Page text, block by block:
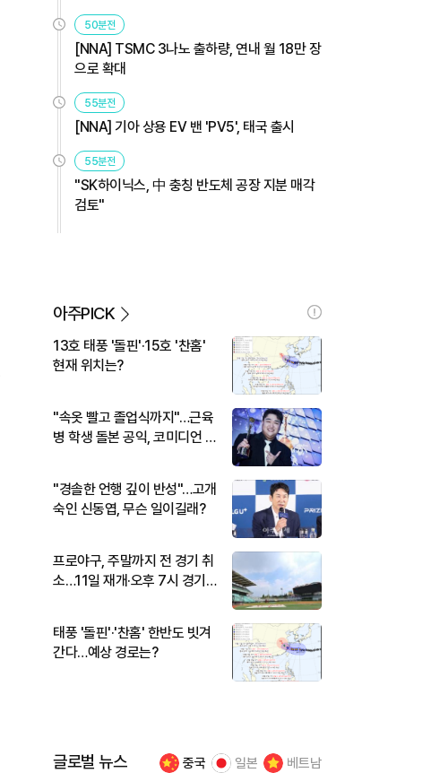
50분전
[NNA] TSMC 3나노 출하량, 연내 월 18만 장
으로 확대
55분전
[NNA] 기아 상용 EV 밴 'PV5', 태국 출시
55분전
"SK하이닉스, 中 충칭 반도체 공장 지분 매각
검토"
아주PICK
13호 태풍 '돌핀'·15호 '찬홈'
현재 위치는?
"속옷 빨고 졸업식까지"…근육
병 학생 돌본 공익, 코미디언 김
"경솔한 언행 깊이 반성"…고개
숙인 신동엽, 무슨 일이길래?
프로야구, 주말까지 전 경기 취
소…11일 재개·오후 7시 경기
태풍 '돌핀'·'찬홈' 한반도 빗겨
간다…예상 경로는?
글로벌 뉴스 중국 일본 베트남